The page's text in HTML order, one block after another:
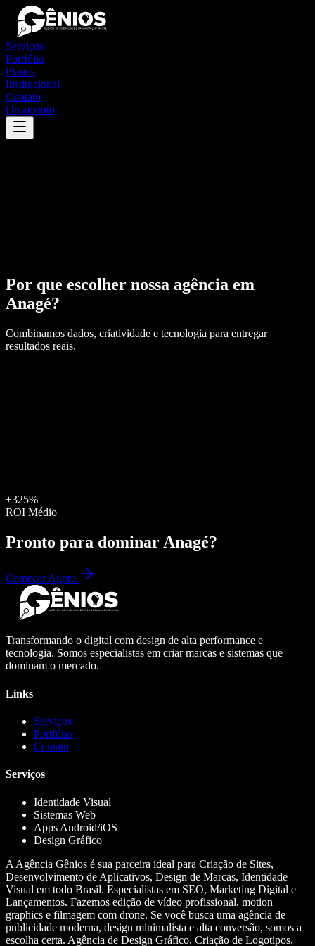
Serviços
Portfólio
Planos
Institucional
Contato
Orçamento
Por que escolher nossa agência em
Anagé?
Combinamos dados, criatividade e tecnologia para entregar
resultados reais.
+325%
ROI Médio
Pronto para dominar Anagé?
Começar Agora
Transformando o digital com design de alta performance e
tecnologia. Somos especialistas em criar marcas e sistemas que
dominam o mercado.
Links
Serviços
Portfólio
Contato
Serviços
Identidade Visual
Sistemas Web
Apps Android/iOS
Design Gráfico
A Agência Gênios é sua parceira ideal para Criação de Sites,
Desenvolvimento de Aplicativos, Design de Marcas, Identidade
Visual em todo Brasil. Especialistas em SEO, Marketing Digital e
Lançamentos. Fazemos edição de vídeo profissional, motion
graphics e filmagem com drone. Se você busca uma agência de
publicidade moderna, design minimalista e alta conversão, somos a
escolha certa. Agência de Design Gráfico, Criação de Logotipos,